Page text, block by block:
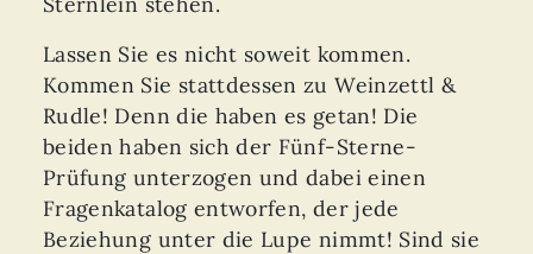
Lassen Sie es nicht soweit kommen.
Kommen Sie stattdessen zu Weinzettl &
Rudle! Denn die haben es getan! Die
beiden haben sich der Fünf-Sterne-
Prüfung unterzogen und dabei einen
Fragenkatalog entworfen, der jede
Beziehung unter die Lupe nimmt! Sind sie